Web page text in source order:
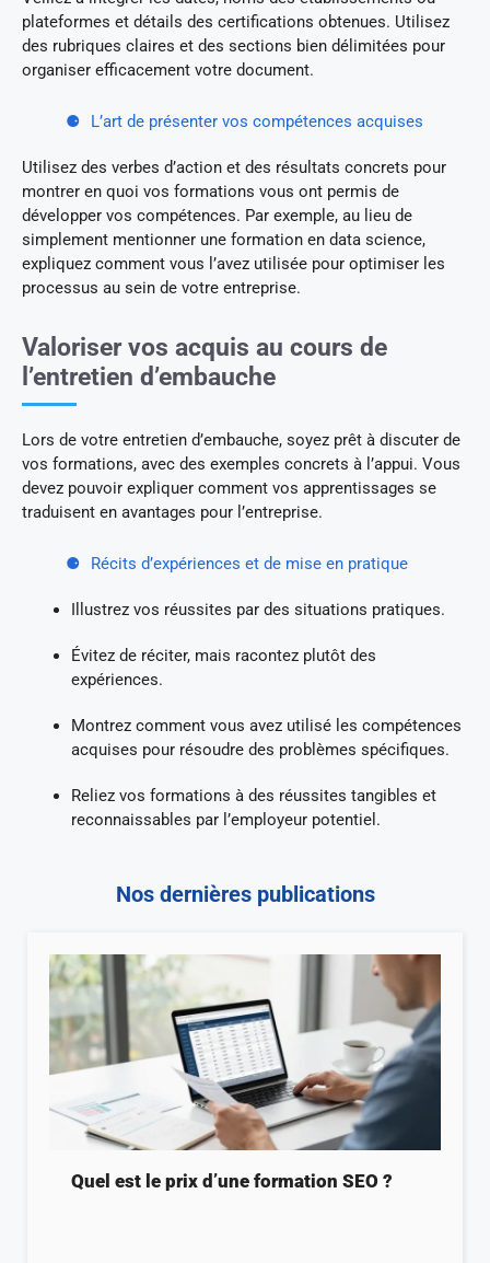
plateformes et détails des certifications obtenues. Utilisez
des rubriques claires et des sections bien délimitées pour
organiser efficacement votre document.
L’art de présenter vos compétences acquises
Utilisez des verbes d’action et des résultats concrets pour
montrer en quoi vos formations vous ont permis de
développer vos compétences. Par exemple, au lieu de
simplement mentionner une formation en data science,
expliquez comment vous l’avez utilisée pour optimiser les
processus au sein de votre entreprise.
Valoriser vos acquis au cours de
l’entretien d’embauche
Lors de votre entretien d’embauche, soyez prêt à discuter de
vos formations, avec des exemples concrets à l’appui. Vous
devez pouvoir expliquer comment vos apprentissages se
traduisent en avantages pour l’entreprise.
Récits d’expériences et de mise en pratique
Illustrez vos réussites par des situations pratiques.
Évitez de réciter, mais racontez plutôt des
expériences.
Montrez comment vous avez utilisé les compétences
acquises pour résoudre des problèmes spécifiques.
Reliez vos formations à des réussites tangibles et
reconnaissables par l’employeur potentiel.
Nos dernières publications
Quel est le prix d’une formation SEO ?